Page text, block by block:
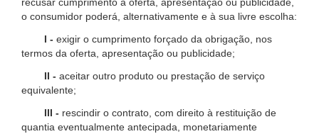
o consumidor poderá, alternativamente e à sua livre escolha:
I - exigir o cumprimento forçado da obrigação, nos
termos da oferta, apresentação ou publicidade;
II - aceitar outro produto ou prestação de serviço
equivalente;
III - rescindir o contrato, com direito à restituição de
quantia eventualmente antecipada, monetariamente